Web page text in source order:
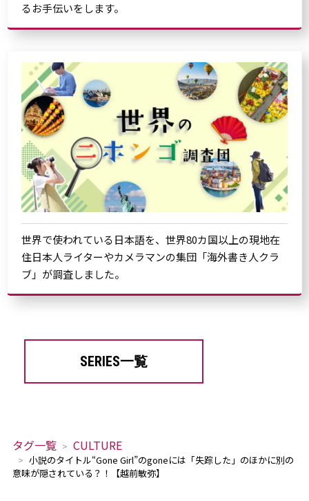
るお手伝いをします。
世界で使われている日本語を、世界80カ国以上の現地在
住日本人ライターやカメラマンの集団「海外書き人クラ
ブ」が調査しました。
SERIES一覧
タグ一覧 CULTURE
小説のタイトル“Gone Girl”のgoneには「失踪した」のほかに別の
意味が隠されている？！【越前敏弥】